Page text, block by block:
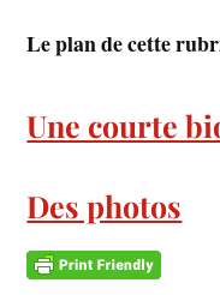
Le plan de cette
Une courte
Des photos